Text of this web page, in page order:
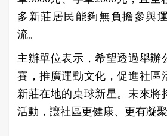
多新莊居民能夠無負擔參與
流。
主辦單位表示，希望透過舉辦
賽，推廣運動文化，促進社區
新莊在地的桌球新星。未來將
活動，讓社區更健康、更有凝聚